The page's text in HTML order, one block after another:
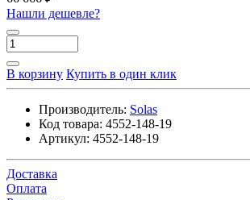
Нашли дешевле?
В корзину Купить в один клик
Производитель: Solas
Код товара: 4552-148-19
Артикул: 4552-148-19
Доставка
Оплата